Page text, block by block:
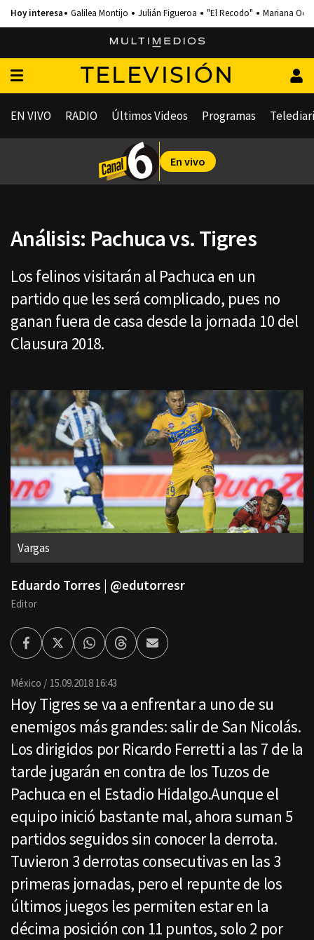
Galilea Montijo Julián Figueroa "El Recodo" Mariana
TELEVISIÓN
EN VIVO RADIO Últimos Videos Programas
En vivo
Análisis: Pachuca vs. Tigres
Los felinos visitarán al Pachuca en un
partido que les será complicado, pues no
ganan fuera de casa desde la jornada 10 del
Clausura 2018.
Vargas
Eduardo Torres | @edutorresr
Editor
FacebookTwitterWhatsappThreadsEnviar
por
México 15.09.2018 16:43
Hoy Tigres se va a enfrentar a uno de su
enemigos más grandes: salir de San Nicolás.
Los dirigidos por Ricardo Ferretti a las 7 de la
tarde jugarán en contra de los Tuzos de
Pachuca en el Estadio Hidalgo.Aunque el
equipo inició bastante mal, ahora suman 5
partidos seguidos sin conocer la derrota.
Tuvieron 3 derrotas consecutivas en las 3
primeras jornadas, pero el repunte de los
últimos juegos les permiten estar en la
décima posición con 11 puntos, solo 2 por